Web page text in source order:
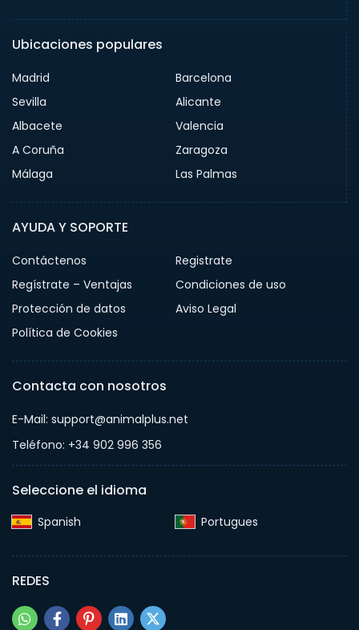
Ubicaciones populares
Madrid
Barcelona
Sevilla
Alicante
Albacete
Valencia
A Coruña
Zaragoza
Málaga
Las Palmas
AYUDA Y SOPORTE
Contáctenos
Registrate
Regístrate – Ventajas
Condiciones de uso
Protección de datos
Aviso Legal
Política de Cookies
Contacta con nosotros
E-Mail: support@animalplus.net
Teléfono: +34 902 996 356
Seleccione el idioma
Spanish‎ Portugues‎
REDES